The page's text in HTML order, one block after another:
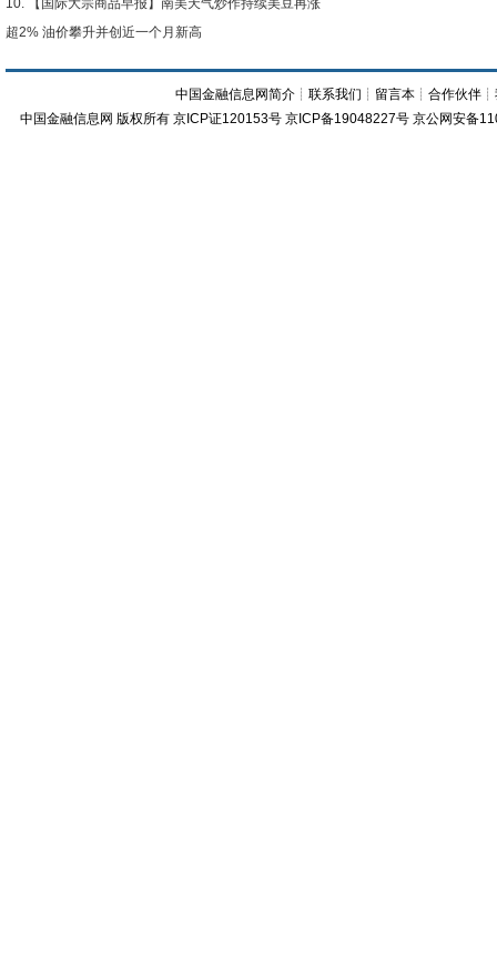
【国际大宗商品早报】南美天气炒作持续美豆再涨
超2% 油价攀升并创近一个月新高
中国金融信息网简介 ┊联系我们 ┊ 留言本 ┊合作伙伴 ┊
中国金融信息网 版权所有 京ICP证120153号 京ICP备19048227号 京公网安备